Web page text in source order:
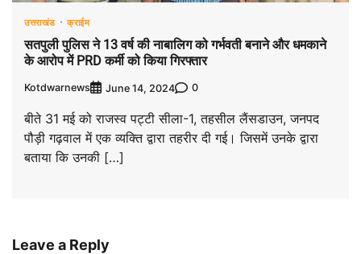
उत्तराखंड क्राईम
सतपुली पुलिस ने 13 वर्ष की नाबालिग को गर्भवती बनाने और धमकाने
के आरोप में PRD कर्मी को किया गिरफ्तार
Kotdwarnews June 14, 2024 0
बीते 31 मई को राजस्व पट्टी सीला-1, तहसील लैंसडाउन, जनपद
पौड़ी गढ़वाल में एक व्यक्ति द्वारा तहरीर दी गई। जिसमें उनके द्वारा
बताया कि उनकी […]
Leave a Reply